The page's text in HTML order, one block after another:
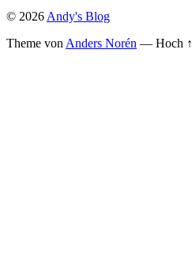
© 2026 Andy's Blog
Theme von Anders Norén — Hoch ↑